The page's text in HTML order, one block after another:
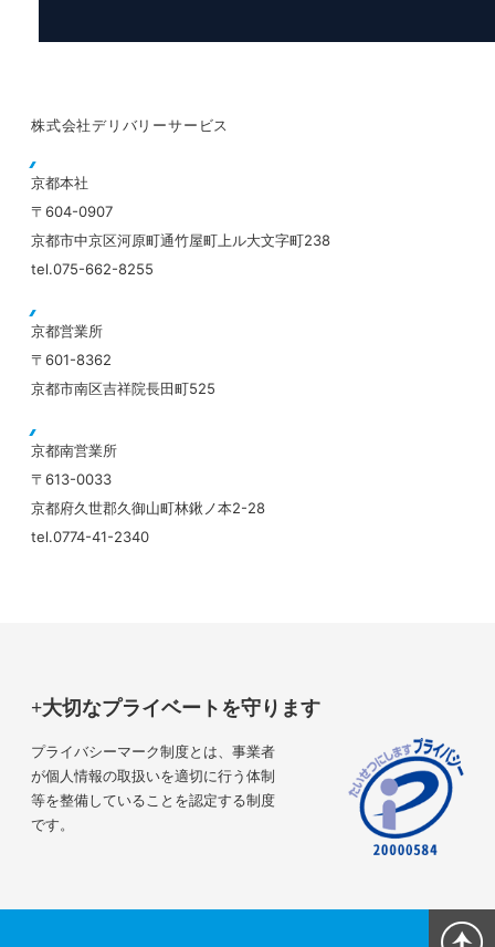
株式会社デリバリーサービス
京都本社
〒604-0907
京都市中京区河原町通竹屋町上ル大文字町238
tel.075-662-8255
京都営業所
〒601-8362
京都市南区吉祥院長田町525
京都南営業所
〒613-0033
京都府久世郡久御山町林鍬ノ本2-28
tel.0774-41-2340
大切なプライベートを守ります
プライバシーマーク制度とは、事業者
が個人情報の取扱いを適切に行う体制
等を整備していることを認定する制度
です。